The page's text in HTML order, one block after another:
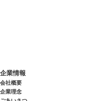
企業情報
会社概要
企業理念